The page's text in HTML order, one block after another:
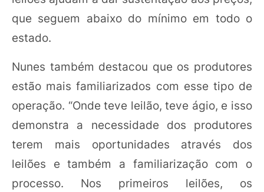
que seguem abaixo do mínimo em todo o
estado.
Nunes também destacou que os produtores
estão mais familiarizados com esse tipo de
operação. “Onde teve leilão, teve ágio, e isso
demonstra a necessidade dos produtores
terem mais oportunidades através dos
leilões e também a familiarização com o
processo. Nos primeiros leilões, os